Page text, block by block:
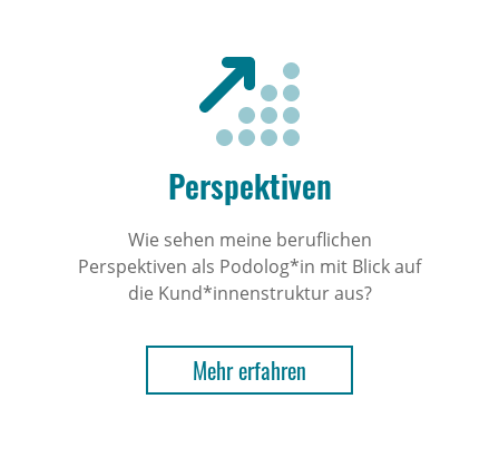
Perspektiven
Wie sehen meine beruflichen
Perspektiven als Podolog*in mit Blick auf
die Kund*innenstruktur aus?
Mehr erfahren